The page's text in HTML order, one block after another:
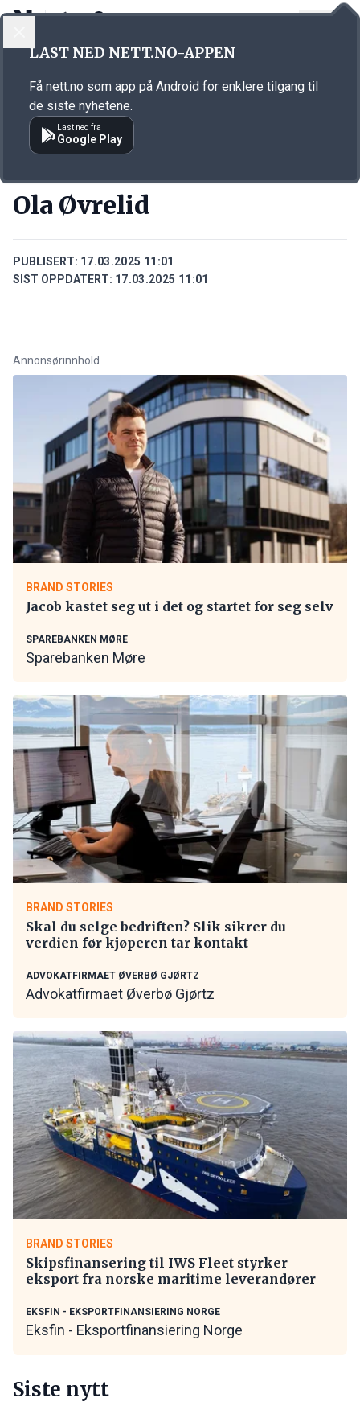
Annonsørinnhold
Ola Øvrelid
PUBLISERT: 17.03.2025 11:01
SIST OPPDATERT: 17.03.2025 11:01
Annonsørinnhold
BRAND STORIES
Jacob kastet seg ut i det og startet for seg selv
SPAREBANKEN MØRE
Sparebanken Møre
BRAND STORIES
Skal du selge bedriften? Slik sikrer du
verdien før kjøperen tar kontakt
ADVOKATFIRMAET ØVERBØ GJØRTZ
Advokatfirmaet Øverbø Gjørtz
BRAND STORIES
Skipsfinansering til IWS Fleet styrker
eksport fra norske maritime leverandører
EKSFIN - EKSPORTFINANSIERING NORGE
Eksfin - Eksportfinansiering Norge
Siste nytt
LAST NED NETT.NO-APPEN
Få nett.no som app på Android for enklere tilgang til
de siste nyhetene.
Last ned fra
Google Play